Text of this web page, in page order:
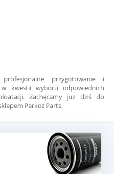
przygotowanie i
kwestii wyboru odpowiednich
Zachęcamy już dziś do
Perkoz Parts.